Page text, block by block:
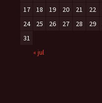
17
18 19 20 21 22
24
25 26 27 28 29
31
« jul